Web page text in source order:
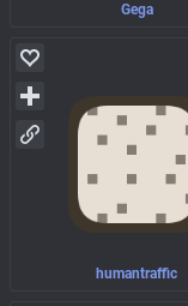
Gega
humantraffic